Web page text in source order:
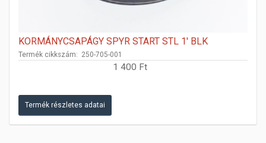
KORMÁNYCSAPÁGY SPYR START STL 1' BLK
Termék cikkszám: 250-705-001
1 400 Ft
Termék részletes adatai